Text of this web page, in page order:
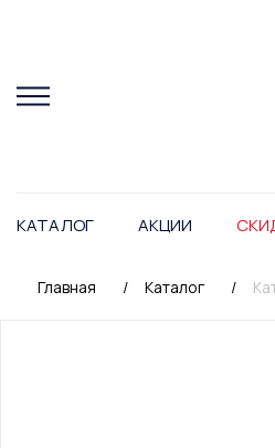
КАТАЛОГ АКЦИИ
Главная / Каталог /